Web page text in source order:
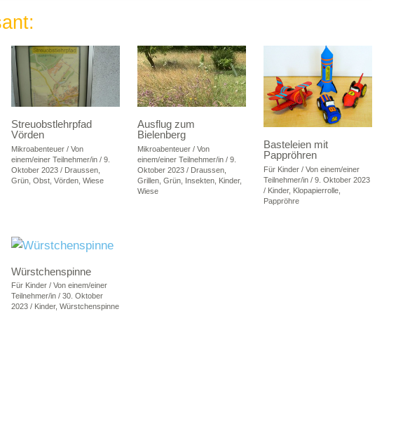
Streuobstlehrpfad
Vörden
Mikroabenteuer / Von
einem/einer Teilnehmer/in/9.
Oktober 2023/ Draussen
Grün ,Obst ,Vörden ,Wiese
Ausflug zum
Bielenberg
Mikroabenteuer / Von
einem/einer Teilnehmer/in / 9.
Oktober 2023 / Draussen
Grillen Grün Insekten Kinder,
Wiese
Basteleien mit
Pappröhren
Für Kinder/ Von einem/einer
Teilnehmer/in / 9. Oktober 2023
/ Kinder, Klopapierrolle,
Pappröhre
Würstchenspinne
Für Kinder / Voneinem/einer
Teilnehmer/in/30. Oktober
2023/ Kinder,Würstchenspinne